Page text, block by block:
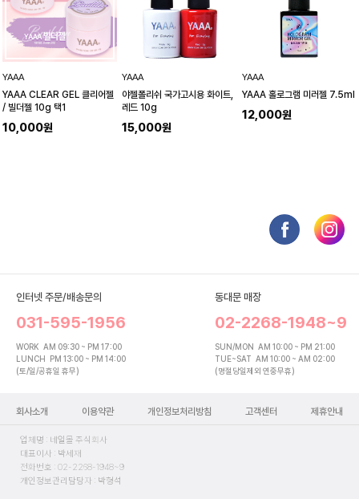
YAAA
YAAA CLEAR GEL 클리어젤
/ 빌더젤 10g 택1
10,000원
YAAA
야젤폴리쉬 국가고시용 화이트,
레드 10g
15,000원
YAAA
YAAA 홀로그램 미러젤 7.5ml
12,000원
인터넷 주문/배송문의
031-595-1956
WORK AM 09:30 ~ PM 17:00
LUNCH PM 13:00 ~ PM 14:00
(토/일/공휴일 휴무)
동대문 매장
02-2268-1948~9
SUN/MON AM 10:00 ~ PM 21:00
TUE~SAT AM 10:00 ~ AM 02:00
(명절당일제외 연중무휴)
회사소개 이용약관 개인정보처리방침 고객센터 제휴안내
업체명 : 네일몰 주식회사
대표이사 : 박세재
전화번호 : 02-2268-1948~9
개인정보관리담당자 : 박형석